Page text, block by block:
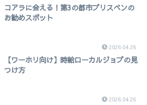
コアラに会える！第3の都市ブリスベンの
お勧めスポット
2026.04.26
【ワーホリ向け】時給ローカルジョブの見
つけ方
2026.04.26